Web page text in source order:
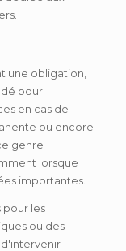
une obligation,
pour
en cas de
ou encore
genre
lorsque
importantes.
pour les
ou des